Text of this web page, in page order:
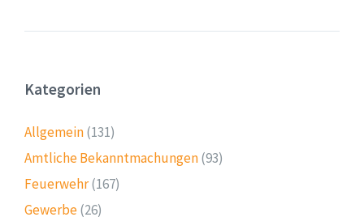
Beiträge
Kategorien
Allgemein(131)
Amtliche Bekanntmachungen(93)
Feuerwehr(167)
Gewerbe(26)